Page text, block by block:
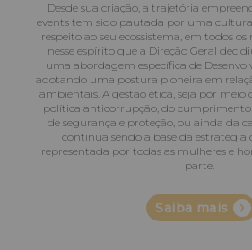
Desde sua criação, a trajetória
events tem sido pautada por uma
respeito ao seu ecossistema, em todos os
nesse espírito que a Direção Geral
uma abordagem específica de
adotando uma postura pioneira em
ambientais. A gestão ética, seja por
política anticorrupção, do
de segurança e proteção, ou ainda da
continua sendo a base da estratégia
representada por todas as mulheres e
parte.
Saiba mais